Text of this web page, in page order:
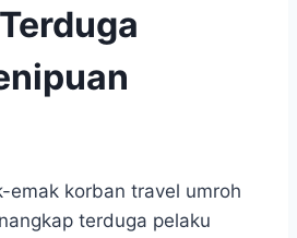
emak korban travel umroh
terduga pelaku